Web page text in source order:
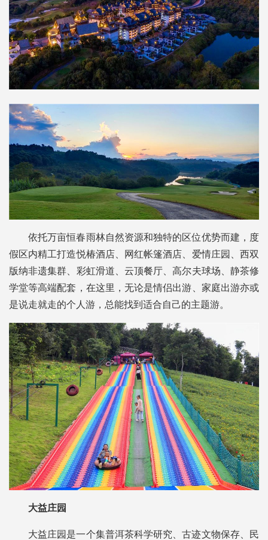
依托万亩恒春雨林自然资源和独特的区位优势而建，度
假区内精工打造悦椿酒店、网红帐篷酒店、爱情庄园、西双
版纳非遗集群、彩虹滑道、云顶餐厅、高尔夫球场、静茶修
学堂等高端配套，在这里，无论是情侣出游、家庭出游亦或
是说走就走的个人游，总能找到适合自己的主题游。
大益庄园
大益庄园是一个集普洱茶科学研究、古迹文物保存、民